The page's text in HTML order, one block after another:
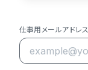
仕事用メールアドレス